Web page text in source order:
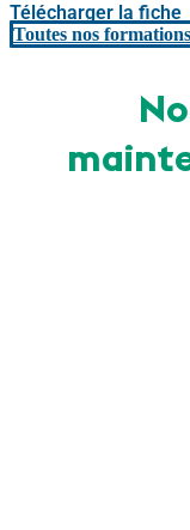
Télécharger la fiche
Toutes nos formations